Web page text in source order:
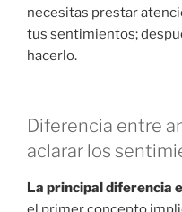
necesitas prestar
tus sentimientos;
hacerlo.
Diferencia entre
aclarar los
La principal diferencia